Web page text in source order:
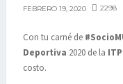
FEBRERO 19, 2020 2298
Con tu carné de
Deportiva 2020 de la
costo.